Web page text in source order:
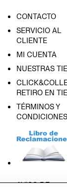
CONTACTO
SERVICIO AL
CLIENTE
MI CUENTA
NUESTRAS
RETIRO EN
TÉRMINOS Y
CONDICIONES
AVISO DE